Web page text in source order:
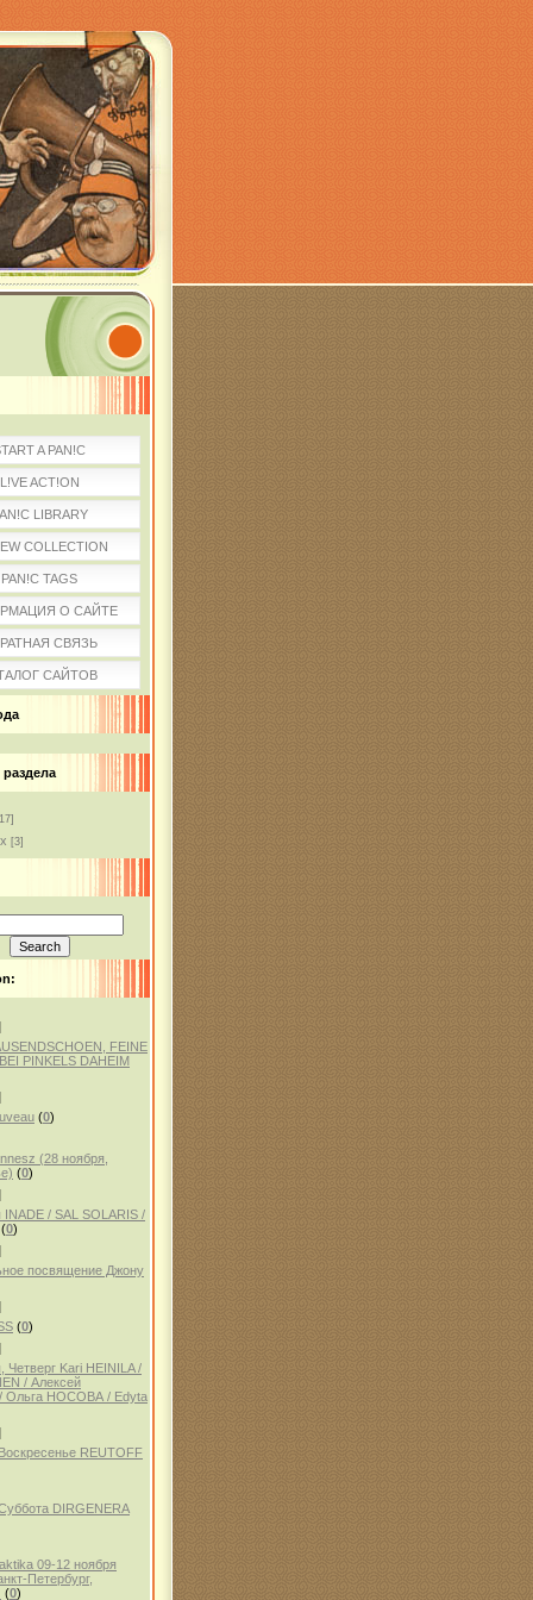
A PAN!C
L!VE ACT!ON
LIBRARY
COLLECTION
PAN!C TAGS
О САЙТЕ
СВЯЗЬ
САЙТОВ
раздела
[3]
FEINE
PINKELS DAHEIM
(0)
(28 ноября,
(0)
/ SAL SOLARIS /
(0)
посвящение Джону
(0)
Четверг Kari HEINILA /
/ Алексей
НОСОВА / Edyta
REUTOFF
DIRGENERA
09-12 ноября
Петербург,
(0)